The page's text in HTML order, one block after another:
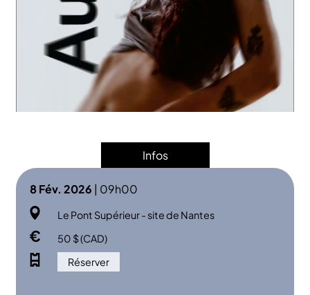
Infos
8 Fév. 2026 | 09h00
Le Pont Supérieur - site de Nantes
50 $ (CAD)
Réserver